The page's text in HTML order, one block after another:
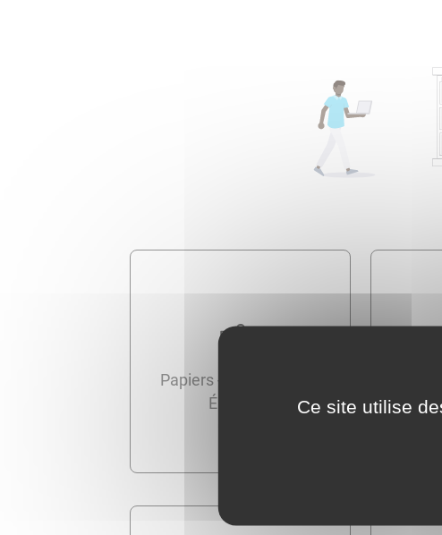
Papiers - Citoyenneté -
Élections
Ce site utilise